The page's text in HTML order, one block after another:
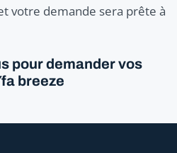
votre demande sera prête à
pour demander vos
breeze